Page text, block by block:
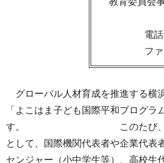
電
フ
グローバル人材育成を推進する横
「よこはま子ども国際平和プログラ
す。 このたび、当プロ
として、国際機関代表者や企業代表
センジャー（小中学生等）、高校生